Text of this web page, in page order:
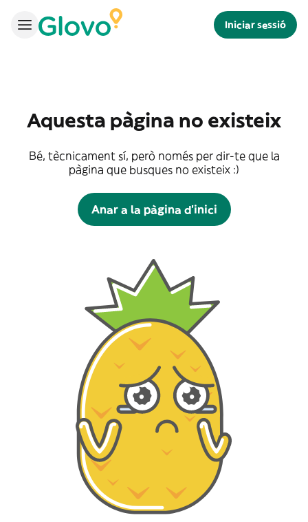
Iniciar sessió
Aquesta pàgina no existeix
Bé, tècnicament sí, però només per dir-te que la
pàgina que busques no existeix :)
Anar a la pàgina d'inici